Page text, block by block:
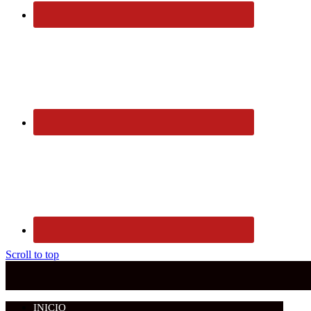
Scroll to top
INICIO